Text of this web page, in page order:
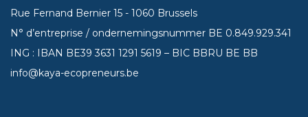
Rue Fernand Bernier 15 - 1060 Brussels
N° d’entreprise / ondernemingsnummer BE 0.849.929.341
ING : IBAN BE393631 1291 5619 – BIC BBRU BE BB
info@kaya-ecopreneurs.be